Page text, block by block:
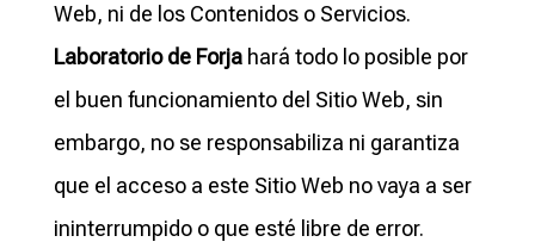
Web, ni de los Contenidos o Servicios.
Laboratorio de Forjahará todo lo posible por
el buen funcionamiento del Sitio Web, sin
embargo, no se responsabiliza ni garantiza
que el acceso a este Sitio Web no vaya a ser
ininterrumpido o que esté libre de error.